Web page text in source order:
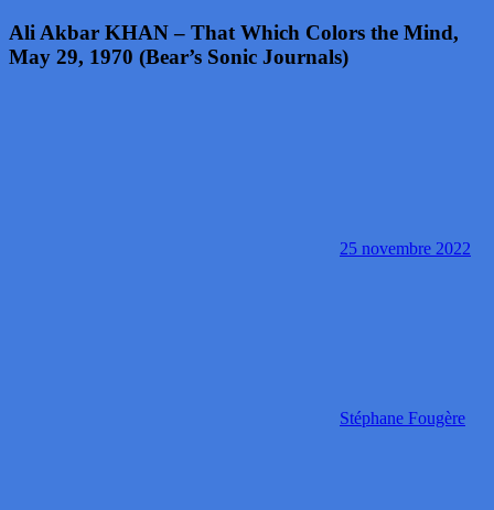
Ali Akbar KHAN – That Which Colors the Mind,
May 29, 1970 (Bear’s Sonic Journals)
25 novembre 2022
Stéphane Fougère